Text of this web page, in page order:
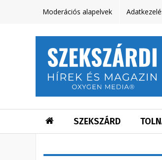
Moderációs alapelvek
SZEKSZÁRD